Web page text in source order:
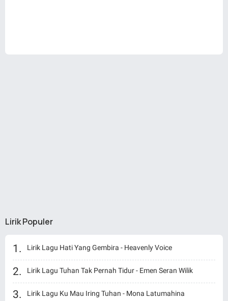
Lirik Populer
Lirik Lagu Hati Yang Gembira - Heavenly Voice
Lirik Lagu Tuhan Tak Pernah Tidur - Emen Seran Wilik
Lirik Lagu Ku Mau Iring Tuhan - Mona Latumahina